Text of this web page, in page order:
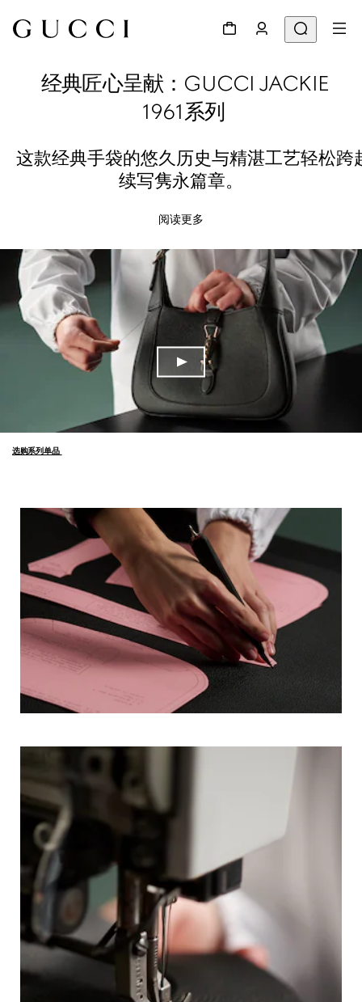
经典匠心呈献：GUCCI JACKIE
1961系列
这款经典手袋的悠久历史与精湛工艺轻松跨
续写隽永篇章。
阅读更多
选购系列单品